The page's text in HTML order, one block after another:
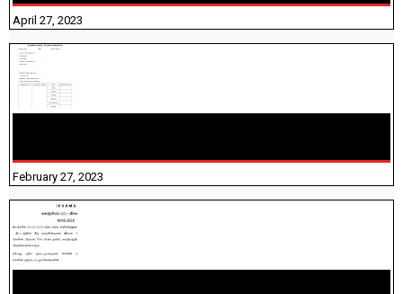
April 27, 2023
February 27, 2023